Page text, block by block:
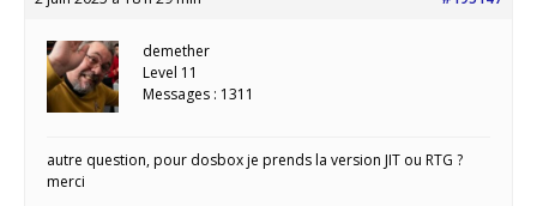
demether
Level 11
Messages : 1311
autre question, pour dosbox je prends la version JIT ou RTG ?
merci